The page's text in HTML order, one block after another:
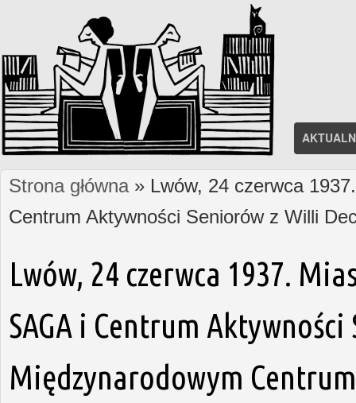
Jesteś tutaj
Strona główna» Lwów, 24 czerwca
Centrum Aktywności Seniorów z Willi
Lwów, 24 czerwca 1937.
SAGA i Centrum
Międzynarodowym